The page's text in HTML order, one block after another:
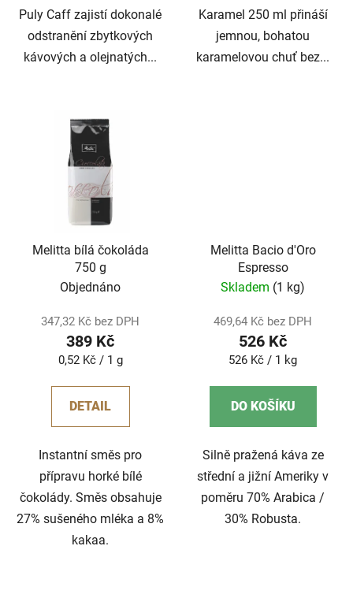
Puly Caff zajistí dokonalé
odstranění zbytkových
kávových a olejnatých...
Karamel 250 ml přináší
jemnou, bohatou
karamelovou chuť bez...
Melitta bílá čokoláda
750 g
Objednáno
347,32 Kč bez DPH
389 Kč
Měrná
0,52 Kč / 1 g
DETAIL
Instantní směs pro
přípravu horké bílé
čokolády. Směs obsahuje
27% sušeného mléka a 8%
kakaa.
Melitta Bacio d'Oro
Espresso
Skladem (1 kg)
469,64 Kč bez DPH
526 Kč
Měrná
526 Kč / 1 kg
DO KOŠÍKU
Silně pražená káva ze
střední a jižní Ameriky v
poměru 70% Arabica /
30% Robusta.